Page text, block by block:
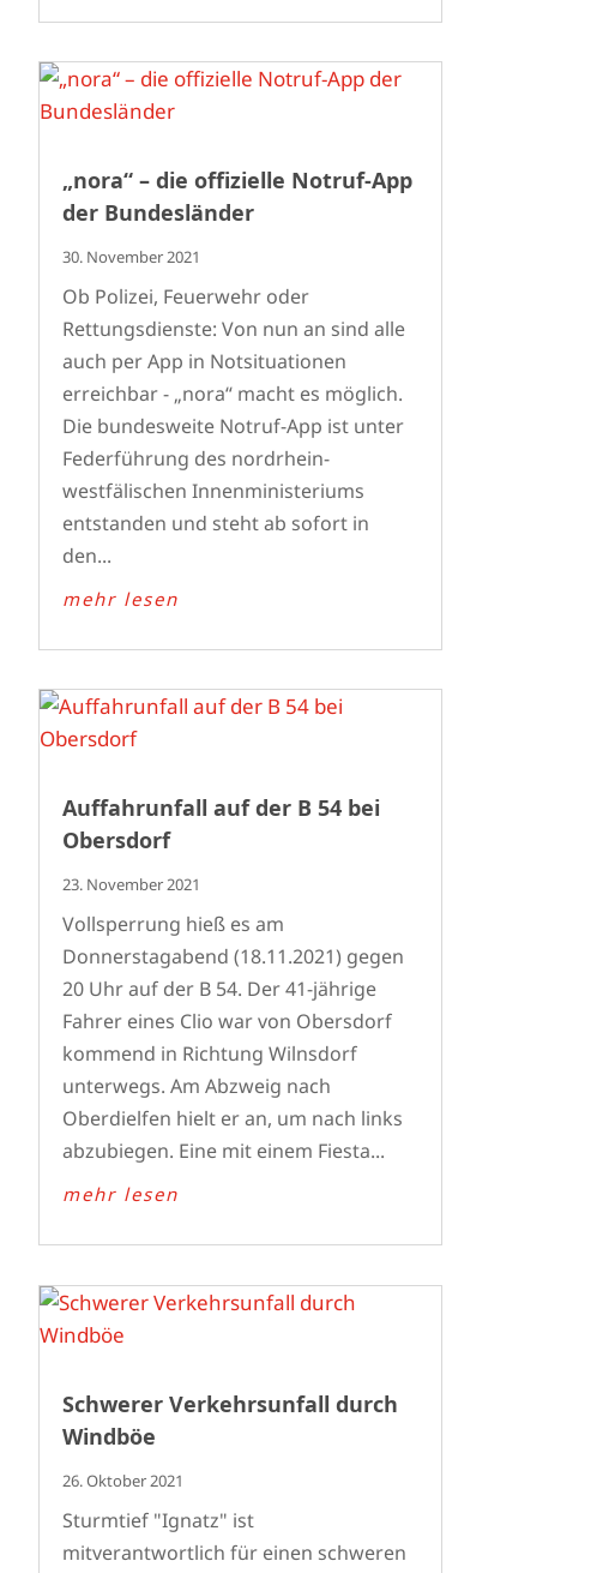
„nora“ – die offizielle Notruf-App
der Bundesländer
30. November 2021
Ob Polizei, Feuerwehr oder
Rettungsdienste: Von nun an sind alle
auch per App in Notsituationen
erreichbar - „nora“ macht es möglich.
Die bundesweite Notruf-App ist unter
Federführung des nordrhein-
westfälischen Innenministeriums
entstanden und steht ab sofort in
den...
mehr lesen
Auffahrunfall auf der B 54 bei
Obersdorf
23. November 2021
Vollsperrung hieß es am
Donnerstagabend (18.11.2021) gegen
20 Uhr auf der B 54. Der 41-jährige
Fahrer eines Clio war von Obersdorf
kommend in Richtung Wilnsdorf
unterwegs. Am Abzweig nach
Oberdielfen hielt er an, um nach links
abzubiegen. Eine mit einem Fiesta...
mehr lesen
Schwerer Verkehrsunfall durch
Windböe
26. Oktober 2021
Sturmtief "Ignatz" ist
mitverantwortlich für einen schweren